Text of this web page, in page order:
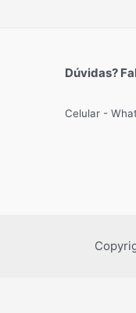
Dúvidas?
Celular -